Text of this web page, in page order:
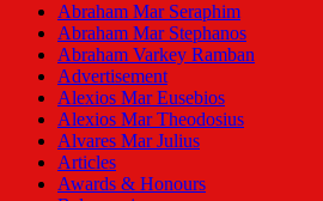
Abraham Mar Seraphim
Abraham Mar Stephanos
Abraham Varkey Ramban
Advertisement
Alexios Mar Eusebios
Alexios Mar Theodosius
Alvares Mar Julius
Articles
Awards & Honours